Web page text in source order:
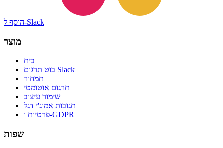
הוסף ל-Slack
מוצר
בית
בוט תרגום Slack
תמחור
תרגום אוטומטי
שימור עיצוב
תגובות אמוג'י דגל
פרטיות ו-GDPR
שפות